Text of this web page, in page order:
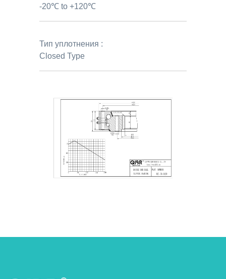
-20℃ to +120℃
Тип уплотнения :
Closed Type